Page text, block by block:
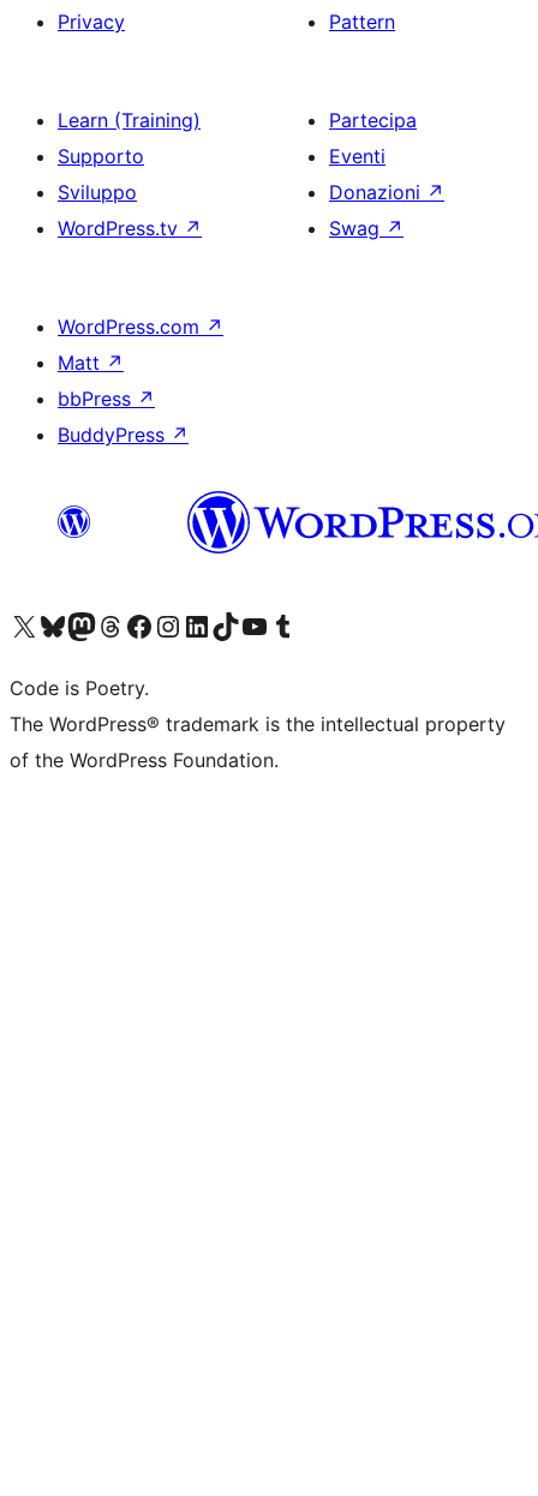
Privacy
Pattern
Learn (Training)
Supporto
Sviluppo
WordPress.tv ↗
Partecipa
Eventi
Donazioni ↗
Swag ↗
WordPress.com ↗
Matt ↗
bbPress ↗
BuddyPress ↗
Visita il nostro account X (ex Twitter)
Visita il nostro account Bluesky
Visita il nostro account Mastodon
Visita il nostro account Threads
Visita la nostra pagina Facebook
Visita il nostro account Instagram
Visita il nostro account LinkedIn
Visita il nostro account TikTok
Visita il nostro canale YouTube
Visita il nostro account Tumblr
Code is Poetry.
The WordPress® trademark is the intellectual property
of the WordPress Foundation.